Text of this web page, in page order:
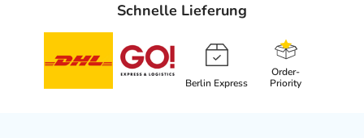
Schnelle Lieferung
Berlin Express
Order-
Priority